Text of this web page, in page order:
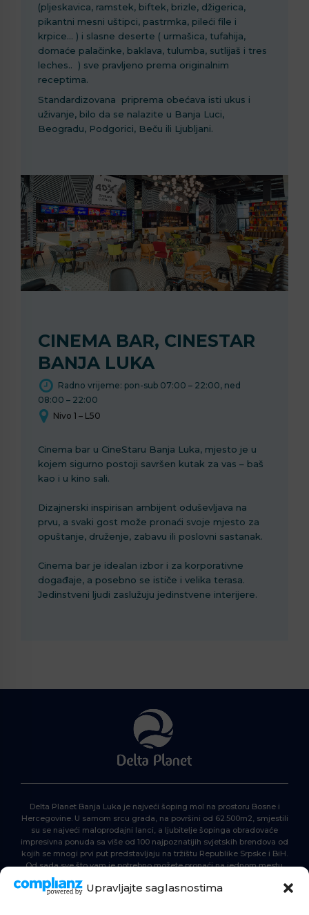
Upravljajte saglasnostima
(pljeskavica, ramstek, biftek, brizle, džigerica,
pikantni mesni uštipci, pastrmka, pileći file i
krpice… ) i slasne deserte ( urmašica, tufahija,
domaće palačinke, baklava, tulumba, sutlijaš i tres
leches.. ) sve pravljeno prema originalnim
receptima.
Standardizovana priprema obećava isti ukus i
uživanje, bilo da se nalazite u Banja Luci,
Beogradu, Podgorici, Beču ili Ljubljani.
CINEMA BAR, CINESTAR
BANJA LUKA
Radno vrijeme: pon-sub 07:00 – 22:00, ned
08:00 – 22:00
Nivo 1 – L50
Cinema bar u CineStaru Banja Luka, mjesto je u
kojem sigurno postoji savršen kutak za vas – baš
kao i u kino sali.
Dizajnerski inspirisan ambijent oduševljava na
prvu, a svaki gost može pronaći svoje mjesto za
opuštanje, druženje, zabavu ili poslovni sastanak.
Cinema bar je idealan izbor i za korporativne
događaje, a posebno se ističe i velika terasa.
Jedinstveni ljudi zaslužuju jedinstvene interijere.
Delta Planet Banja Luka je najveći šoping mol na prostoru Bosne i
Hercegovine. U samom srcu grada, na površini od 62.500m2, smjestili
su se najveći maloprodajni lanci, a ljubitelje šopinga obradovaće
impresivna ponuda sa više od 100 najpoznatijih svjetskih brendova od
kojih se mnogi prvi put predstavljaju na tržištu Republike Srpske i BiH.
Od sada sve što vam je potrebno možete pronaći na jednom mestu.
Delta Planet – nova nezaobilazna šoping destinacija!